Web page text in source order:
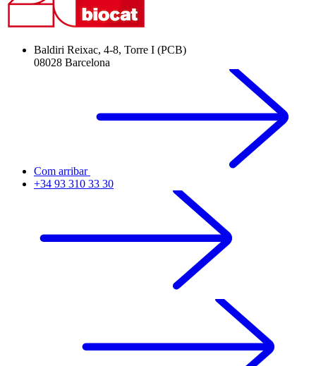
Baldiri Reixac, 4-8, Torre I (PCB)
08028 Barcelona
Com arribar
+34 93 310 33 30